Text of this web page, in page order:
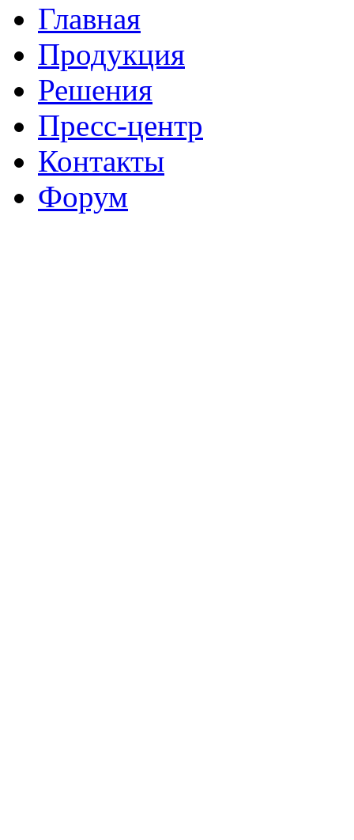
Главная
Продукция
Решения
Пресс-центр
Контакты
Форум